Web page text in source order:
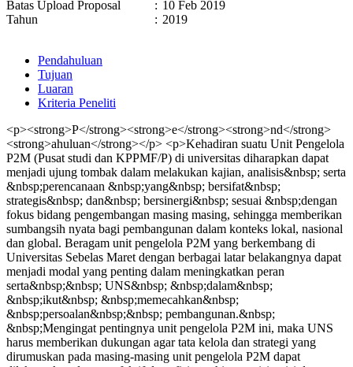
Batas Upload Proposal
: 10 Feb 2019
Tahun
: 2019
Pendahuluan
Tujuan
Luaran
Kriteria Peneliti
<p><strong>P</strong><strong>e</strong><strong>nd</strong>
<strong>ahuluan</strong></p> <p>Kehadiran suatu Unit Pengelola
P2M (Pusat studi dan KPPMF/P) di universitas diharapkan dapat
menjadi ujung tombak dalam melakukan kajian, analisis&nbsp; serta
&nbsp;perencanaan &nbsp;yang&nbsp; bersifat&nbsp;
strategis&nbsp; dan&nbsp; bersinergi&nbsp; sesuai &nbsp;dengan
fokus bidang pengembangan masing masing, sehingga memberikan
sumbangsih nyata bagi pembangunan dalam konteks lokal, nasional
dan global. Beragam unit pengelola P2M yang berkembang di
Universitas Sebelas Maret dengan berbagai latar belakangnya dapat
menjadi modal yang penting dalam meningkatkan peran
serta&nbsp;&nbsp; UNS&nbsp; &nbsp;dalam&nbsp;
&nbsp;ikut&nbsp; &nbsp;memecahkan&nbsp;
&nbsp;persoalan&nbsp;&nbsp; pembangunan.&nbsp;
&nbsp;Mengingat pentingnya unit pengelola P2M ini, maka UNS
harus memberikan dukungan agar tata kelola dan strategi yang
dirumuskan pada masing-masing unit pengelola P2M dapat